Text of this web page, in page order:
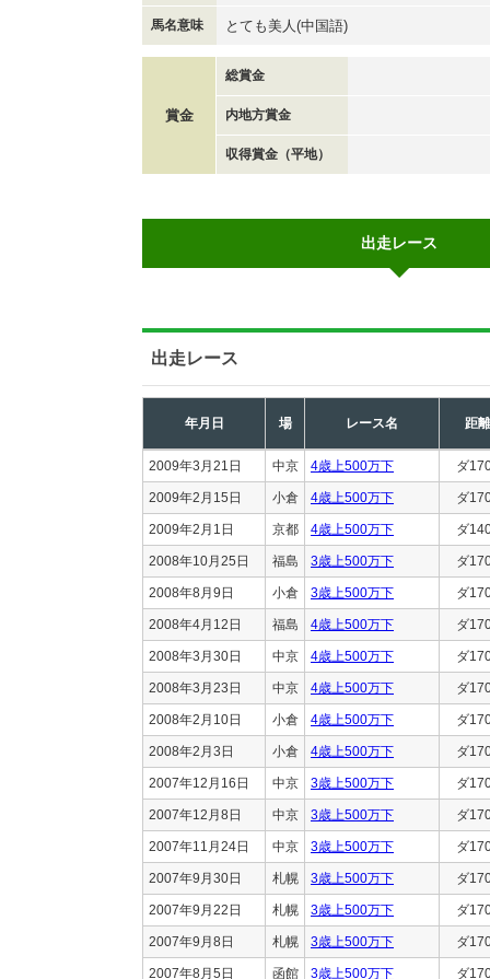
馬名意味 とても美人(中国語)
賞金
総賞金
内地方賞金
収得賞金（平地）
出走レース
出走レース
年月日 場 レース名 距離
2009年3月21日 中京 4歳上500万下 ダ
2009年2月15日 小倉 4歳上500万下 ダ
2009年2月1日 京都 4歳上500万下 ダ
2008年10月25日 福島 3歳上500万下 ダ
2008年8月9日 小倉 3歳上500万下 ダ
2008年4月12日 福島 4歳上500万下 ダ
2008年3月30日 中京 4歳上500万下 ダ
2008年3月23日 中京 4歳上500万下 ダ
2008年2月10日 小倉 4歳上500万下 ダ
2008年2月3日 小倉 4歳上500万下 ダ
2007年12月16日 中京 3歳上500万下 ダ
2007年12月8日 中京 3歳上500万下 ダ
2007年11月24日 中京 3歳上500万下 ダ
2007年9月30日 札幌 3歳上500万下 ダ
2007年9月22日 札幌 3歳上500万下 ダ
2007年9月8日 札幌 3歳上500万下 ダ
2007年8月5日 函館 3歳上500万下 ダ